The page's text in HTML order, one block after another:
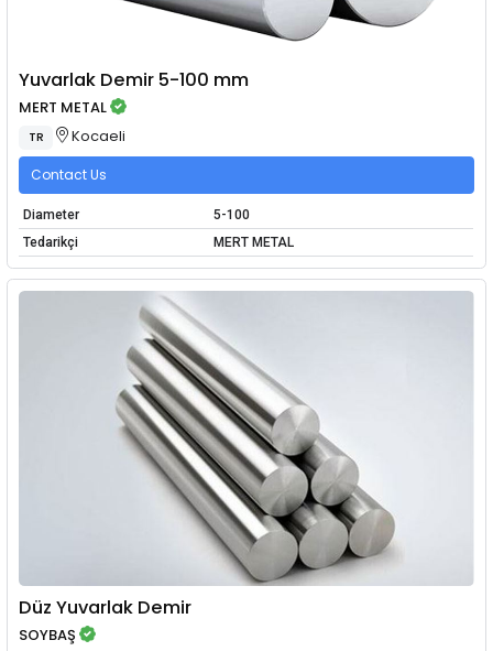
Yuvarlak Demir 5-100 mm
MERT METAL
TR Kocaeli
Contact Us
Diameter
5-100
Tedarikçi
MERT METAL
Düz Yuvarlak Demir
SOYBAŞ